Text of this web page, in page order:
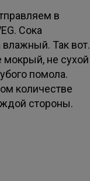
в
Сока
Так вот.
не сухой
помола.
количестве
стороны.